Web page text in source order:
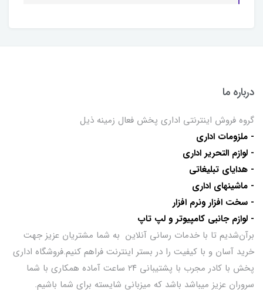
درباره ما
گروه فروش اینترنتی اداری پخش فعال زمینه ذیل
- ملزومات اداری
- لوازم التحریر اداری
- هدایای تبلیغاتی
- ماشینهای اداری
- سخت افزار ونرم افزار
- لوازم جانبی کامپیوتر و لپ تاپ
برآن‌شدیم تا با خدمات رسانی آنلاین به شما مشتریان عزیز جهت
خرید آسان و با کیفیت را در بستر اینترنت فراهم کنیم.فروشگاه اداری
پخش با کادر مجرب با پشتیبانی ۲۴ ساعت آماده همکاری با شما
سروران عزیز میباشد باشد که میزبانی شایسته برای شما باشیم.